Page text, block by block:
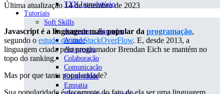
TXN Introdutório
Tutoriais
Soft Skills
Aprender a Aprender
Atitude
Autogestão
Colaboração
Comunicação
Criatividade
Empatia
Última atualização 14 de setembro de 2023
Javascript é a linguagem mais popular da programação,
segundo o estudo do site StackOverFlow. E, desde 2013, a
linguagem criada pelo programador Brendan Eich se mantém no
topo do ranking.
Mas por que tanta popularidade?
Sua popularidade é decorrente do fato de ela ser uma linguagem